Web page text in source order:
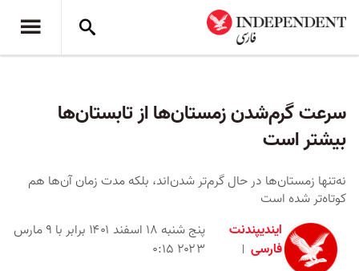
سرعت گرم‌شدن زمستان‌ها از تابستان‌ها
بیشتر است
نه‌تنها زمستان‌ها در حال گرم‌تر شدن‌اند، بلکه مدت زمان آن‌ها هم
کوتاه‌تر شده است
ایندیپندنت
فارسی
پنج شنبه ۱۸ اسفند ۱۴۰۱ برابر با ۹ مارس
۲۰۲۳ ۰:۱۵